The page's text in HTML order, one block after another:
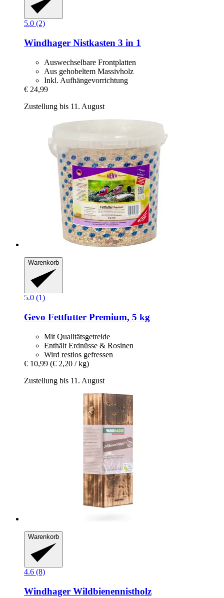
5.0 (2)
Windhager Nistkasten 3 in 1
Auswechselbare Frontplatten
Aus gehobeltem Massivholz
Inkl. Aufhängevorrichtung
€ 24,99
Zustellung bis 11. August
Warenkorb
5.0 (1)
Gevo Fettfutter Premium, 5 kg
Mit Qualitätsgetreide
Enthält Erdnüsse & Rosinen
Wird restlos gefressen
€ 10,99 (€ 2,20 / kg)
Zustellung bis 11. August
Warenkorb
4.6 (8)
Windhager Wildbienennistholz